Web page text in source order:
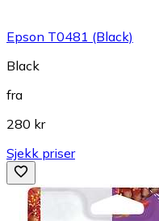
Epson T0481 (Black)
Black
fra
280 kr
Sjekk priser